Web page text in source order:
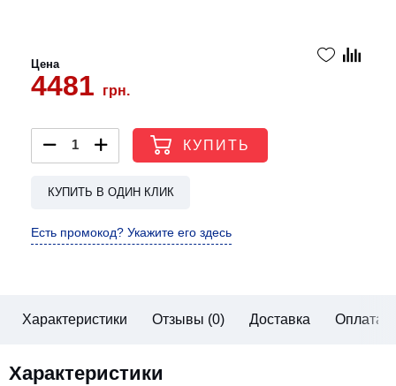
Цена
4481 грн.
КУПИТЬ
КУПИТЬ В ОДИН КЛИК
Есть промокод? Укажите его здесь
Характеристики Отзывы (0) Доставка Оплата
Характеристики